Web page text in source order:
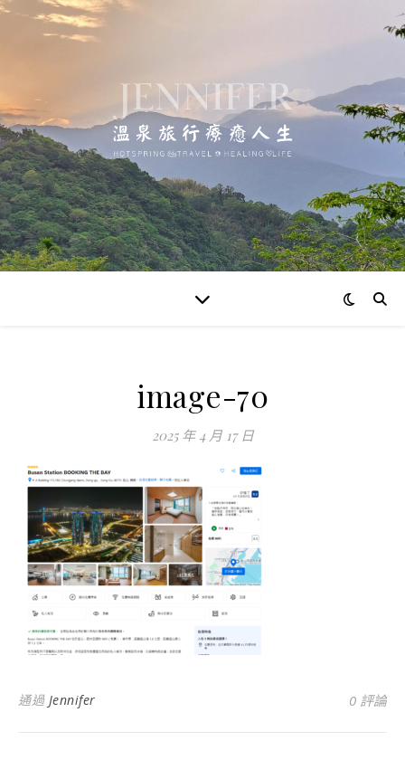
image-70
2025 年 4 月 17 日
通過 Jennifer 0 評論